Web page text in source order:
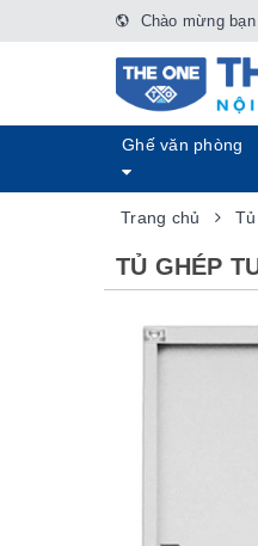
Chào mừng
Ghế văn phòng
Trang chủ
TỦ GHÉP